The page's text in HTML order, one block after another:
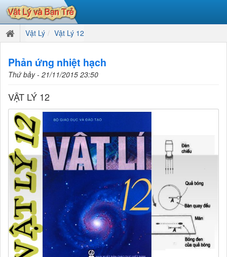
Vật Lý Vật Lý 12
Phản ứng nhiệt hạch
Thứ bảy - 21/11/2015 23:50
VẬT LÝ 12